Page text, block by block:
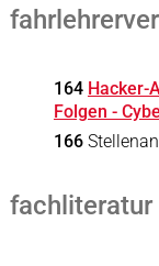
164 Hacker-
Folgen -
166
fachliteratur